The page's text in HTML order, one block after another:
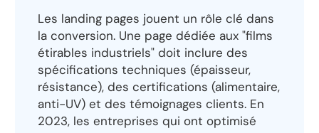
Les landing pages jouent un rôle clé dans
la conversion. Une page dédiée aux "films
étirables industriels" doit inclure des
spécifications techniques (épaisseur,
résistance), des certifications (alimentaire,
anti-UV) et des témoignages clients. En
2023, les entreprises qui ont optimisé